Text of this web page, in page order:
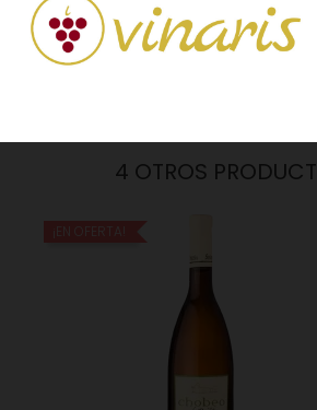
de roble sin control de temperatura
el vino se clarifica
4 OTROS